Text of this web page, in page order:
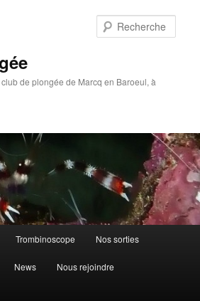
de plongée de Marcq en Baroeul, à
Trombinoscope Nos sorties
News Nous rejoindre